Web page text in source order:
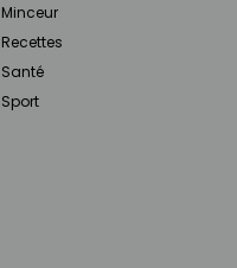
Minceur
Recettes
Santé
Sport